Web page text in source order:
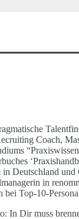
Coach,
in Deutschland
in
bei Top-10-
In Dir muss